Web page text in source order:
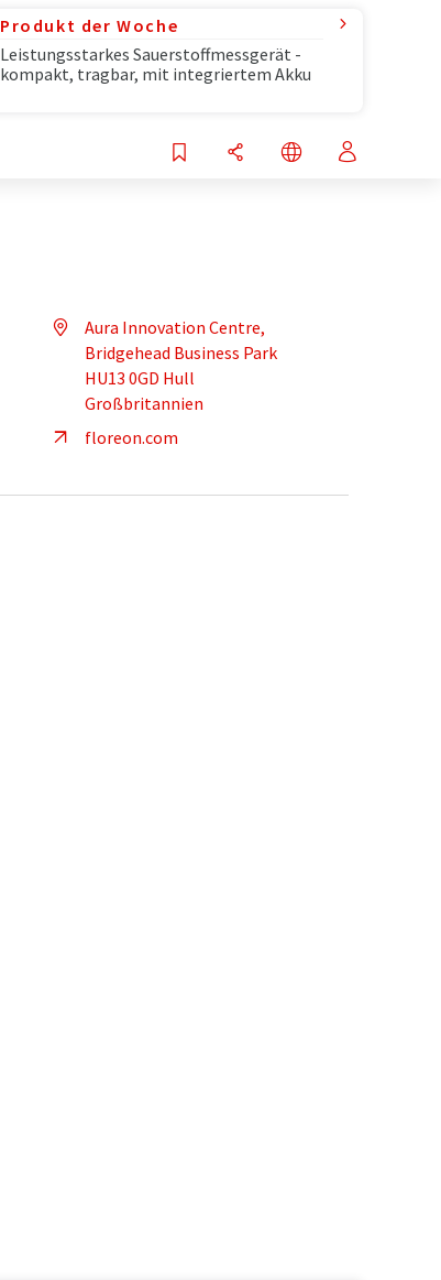
Produkt der Woche
Leistungsstarkes Sauerstoffmessgerät -
kompakt, tragbar, mit integriertem Akku
Aura Innovation Centre,
Bridgehead Business Park
HU13 0GD Hull
Großbritannien
floreon.com